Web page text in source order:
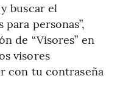
buscar el
personas”,
de “Visores” en
visores
con tu contraseña